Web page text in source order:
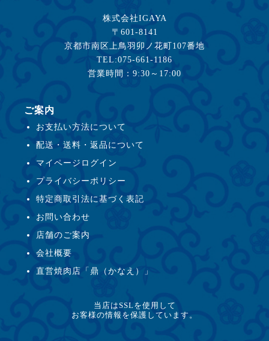
株式会社IGAYA
〒601-8141
京都市南区上鳥羽卯ノ花町107番地
TEL:075-661-1186
営業時間：9:30～17:00
ご案内
お支払い方法について
配送・送料・返品について
マイページログイン
プライバシーポリシー
特定商取引法に基づく表記
お問い合わせ
店舗のご案内
会社概要
直営焼肉店「鼎（かなえ）」
当店はSSLを使用して
お客様の情報を保護しています。